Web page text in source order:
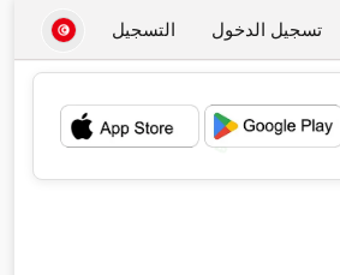
تسجيل الدخول التسجيل
💖